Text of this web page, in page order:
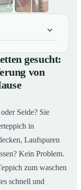
Bequeme
bei Ihnen
Mittelstetten
gesucht:
von
Seide? Sie
in
Laufspuren
Kein Problem.
zum waschen
schnell und